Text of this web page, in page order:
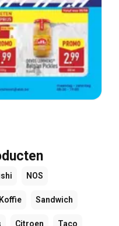
NOS
Koffie Sandwich
Citroen Taco